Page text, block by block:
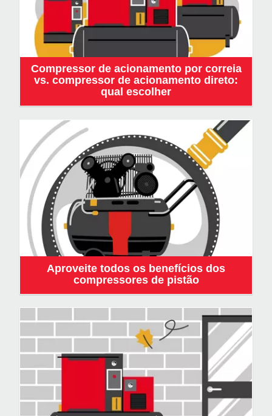
Compressor de acionamento por correia
vs. compressor de acionamento direto:
qual escolher
Aproveite todos os benefícios dos
compressores de pistão